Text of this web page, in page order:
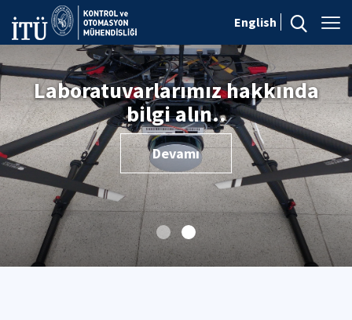
English
Laboratuvarlarımız hakkında
bilgi alın..
Devamı